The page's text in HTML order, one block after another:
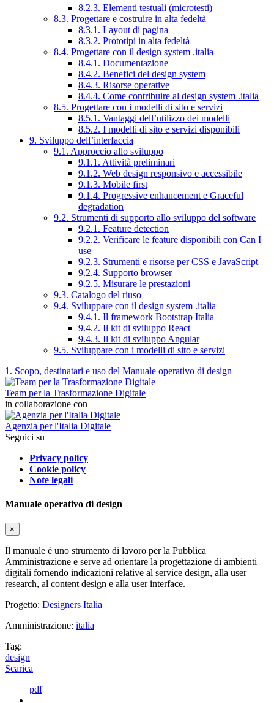
8.2.3. Elementi testuali (microtesti)
8.3. Progettare e costruire in alta fedeltà
8.3.1. Layout di pagina
8.3.2. Prototipi in alta fedeltà
8.4. Progettare con il design system .italia
8.4.1. Documentazione
8.4.2. Benefici del design system
8.4.3. Risorse operative
8.4.4. Come contribuire al design system .italia
8.5. Progettare con i modelli di sito e servizi
8.5.1. Vantaggi dell’utilizzo dei modelli
8.5.2. I modelli di sito e servizi disponibili
9. Sviluppo dell’interfaccia
9.1. Approccio allo sviluppo
9.1.1. Attività preliminari
9.1.2. Web design responsivo e accessibile
9.1.3. Mobile first
9.1.4. Progressive enhancement e Graceful
degradation
9.2. Strumenti di supporto allo sviluppo del software
9.2.1. Feature detection
9.2.2. Verificare le feature disponibili con Can I
use
9.2.3. Strumenti e risorse per CSS e JavaScript
9.2.4. Supporto browser
9.2.5. Misurare le prestazioni
9.3. Catalogo del riuso
9.4. Sviluppare con il design system .italia
9.4.1. Il framework Bootstrap Italia
9.4.2. Il kit di sviluppo React
9.4.3. Il kit di sviluppo Angular
9.5. Sviluppare con i modelli di sito e servizi
1. Scopo, destinatari e uso del Manuale operativo di design
Team per la Trasformazione Digitale
in collaborazione con
Agenzia per l'Italia Digitale
Seguici su
Privacy policy
Cookie policy
Note legali
Manuale operativo di design
×
Il manuale è uno strumento di lavoro per la Pubblica
Amministrazione e serve ad orientare la progettazione di ambienti
digitali fornendo indicazioni relative al service design, alla user
research, al content design e alla user interface.
Progetto: Designers Italia
Amministrazione: italia
Tag:
design
Scarica
pdf